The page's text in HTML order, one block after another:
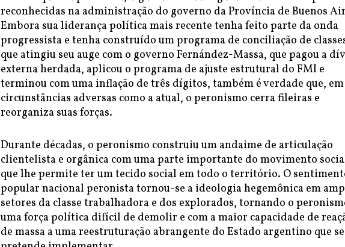
reconhecidas na administração do governo da Província de Buenos
Embora sua liderança política mais recente tenha feito parte da onda
progressista e tenha construído um programa de conciliação de
que atingiu seu auge com o governo Fernández-Massa, que pagou a
externa herdada, aplicou o programa de ajuste estrutural do FMI e
terminou com uma inflação de três dígitos, também é verdade que, em
circunstâncias adversas como a atual, o peronismo cerra fileiras e
reorganiza suas forças.
Durante décadas, o peronismo construiu um andaime de articulação
clientelista e orgânica com uma parte importante do movimento
que lhe permite ter um tecido social em todo o território. O
popular nacional peronista tornou-se a ideologia hegemônica em
setores da classe trabalhadora e dos explorados, tornando o
uma força política difícil de demolir e com a maior capacidade de
de massa a uma reestruturação abrangente do Estado argentino que se